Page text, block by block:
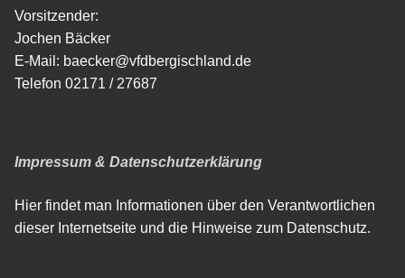
Vorsitzender:
Jochen Bäcker
E-Mail: baecker@vfdbergischland.de
Telefon 02171 / 27687
Impressum & Datenschutzerklärung
Hier findet man Informationen über den Verantwortlichen
dieser Internetseite und die Hinweise zum Datenschutz.